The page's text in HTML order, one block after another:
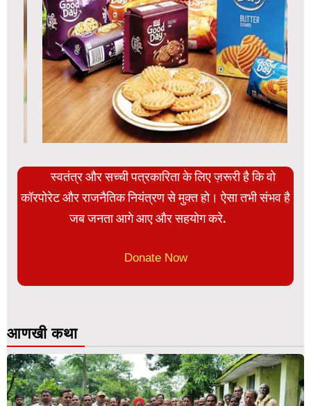
स्वतंत्र और सच्ची पत्रकारिता के लिए ज़रूरी है कि वो
कॉरपोरेट और राजनैतिक नियंत्रण से मुक्त हो। ऐसा तभी संभव है
जब जनता आगे आए और सहयोग करे.
Donate Now
आणखी कथा